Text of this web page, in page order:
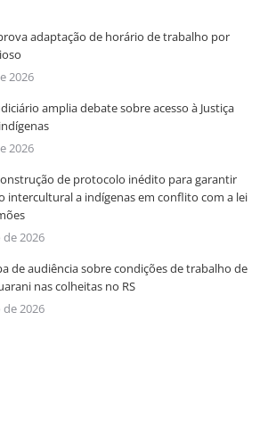
adaptação de horário de trabalho por
2026
amplia debate sobre acesso à Justiça
2026
de protocolo inédito para garantir
intercultural a indígenas em conflito com a lei
2026
de audiência sobre condições de trabalho de
nas colheitas no RS
2026